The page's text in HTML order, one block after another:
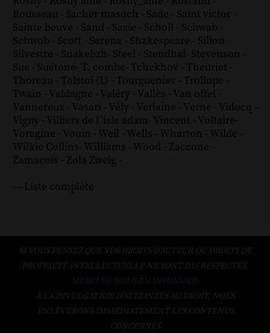
Rousseau - Sacher masoch - Sade - Saint victor -
Sainte beuve - Sand - Sazie - Scholl - Schwab -
Schwob - Scott - Serena - Shakespeare - Silion -
Silvestre - Snakebzh- Steel - Stendhal- Stevenson -
Sue - Suétone- T. combe- Tchekhov - Theuriet -
Thoreau - Tolstoï (L) - Tourgueniev - Trollope -
Twain - Valdagne - Valéry - Vallès - Van offel -
Vannereux - Vasari - Vély - Verlaine - Verne - Vidocq -
Vigny - Villiers de l´isle adam- Vincent - Voltaire-
Voragine - Vouin - Weil - Wells - Wharton - Wilde -
Wilkie Collins- Williams - Wood - Zaccone -
Zamacoïs - Zola Zweig -
--- Liste complète